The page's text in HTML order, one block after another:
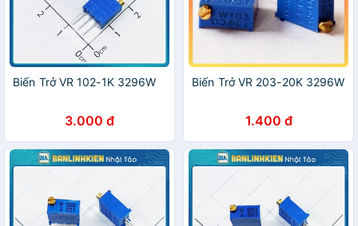
Biến Trở VR 102-1K 3296W
3.000 đ
Biến Trở VR 203-20K 3296W
1.400 đ